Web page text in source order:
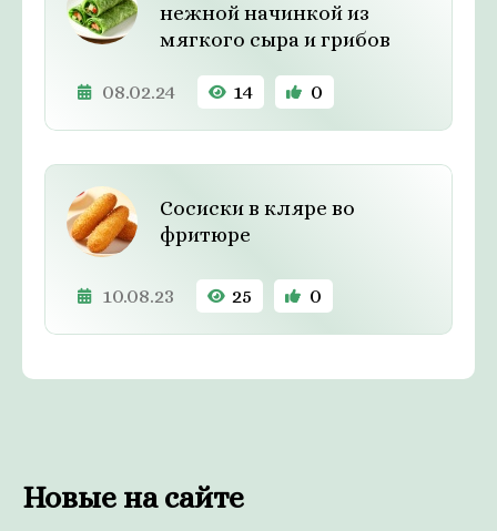
нежной начинкой из
мягкого сыра и грибов
08.02.24 14 0
Сосиски в кляре во
фритюре
10.08.23 25 0
Новые на сайте